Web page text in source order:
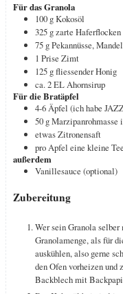
Für das Granola
100 gKokosöl
325 gzarte Haferflocken
75 gPekannüsse,
1 Prise Zimt
125 gfliessender Honig
ca. 2ELAhornsirup
Für die Bratäpfel
4-6Äpfel (ich habe
50 g
etwas Zitronensaft
pro Apfel eine kleine
außerdem
Vanillesauce (optional)
Zubereitung
Wer sein Granola
Granolamenge, als für
auskühlen, also gerne
den Ofen vorheizen und
Backblech mit